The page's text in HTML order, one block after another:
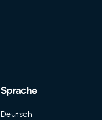
Sprache
Deutsch